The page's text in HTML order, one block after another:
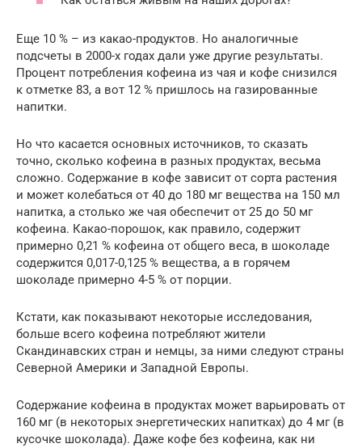
Еще 10 % – из какао-продуктов. Но аналогичные
подсчеты в 2000-х годах дали уже другие результаты.
Процент потребления кофеина из чая и кофе снизился
к отметке 83, а вот 12 % пришлось на газированные
напитки.
Но что касается основных источников, то сказать
точно, сколько кофеина в разных продуктах, весьма
сложно. Содержание в кофе зависит от сорта растения
и может колебаться от 40 до 180 мг вещества на 150 мл
напитка, а столько же чая обеспечит от 25 до 50 мг
кофеина. Какао-порошок, как правило, содержит
примерно 0,21 % кофеина от общего веса, в шоколаде
содержится 0,017-0,125 % вещества, а в горячем
шоколаде примерно 4-5 % от порции.
Кстати, как показывают некоторые исследования,
больше всего кофеина потребляют жители
Скандинавских стран и немцы, за ними следуют страны
Северной Америки и Западной Европы.
Содержание кофеина в продуктах может варьировать от
160 мг (в некоторых энергетических напитках) до 4 мг (в
кусочке шоколада). Даже кофе без кофеина, как ни